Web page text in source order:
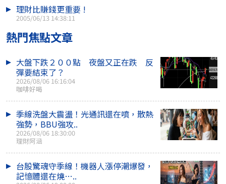
理財比賺錢更重要 !
2005/06/13 14:38:11
熱門焦點文章
大盤下跌２００點 夜盤又正在跌 反
彈要結束了？
2026/08/06 16:16:04
咖啡好喝
季線洗盤大震盪！光通訊還在噴，散熱
強勢，BBU強攻..
2026/08/06 18:30:00
理財阿涵
台股驚魂守季線！機器人漲停潮爆發，
記憶體還在燒…..